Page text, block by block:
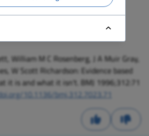
um Entscheidungen bezüglich der individuellen
treffen“ [1].
William M C Rosenberg, J A Muir Gray,
W Scott Richardson: Evidence based
it is and what it isn't. BMJ 1996;312:71
10.1136/bmj.312.7023.71